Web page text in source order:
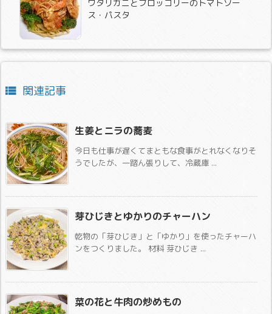
ワタリガニとブロッコリーのトマトソー
ス・パスタ
 関連記事
生姜とニラの蕎麦
今日も仕事が遅くてまともな食事がとれなくなりそ
うでしたが、一踏ん張りして、冷蔵庫 ...
芽ひじきとゆかりのチャーハン
乾物の「芽ひじき」と「ゆかり」を使ったチャーハ
ンをつくりました。 材料 芽ひじき ...
菜の花と牛肉の炒めもの